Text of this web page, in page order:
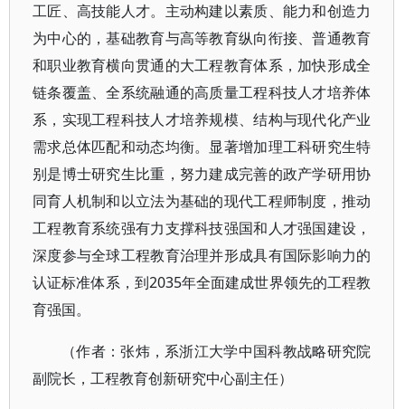
工匠、高技能人才。主动构建以素质、能力和创造力
为中心的，基础教育与高等教育纵向衔接、普通教育
和职业教育横向贯通的大工程教育体系，加快形成全
链条覆盖、全系统融通的高质量工程科技人才培养体
系，实现工程科技人才培养规模、结构与现代化产业
需求总体匹配和动态均衡。显著增加理工科研究生特
别是博士研究生比重，努力建成完善的政产学研用协
同育人机制和以立法为基础的现代工程师制度，推动
工程教育系统强有力支撑科技强国和人才强国建设，
深度参与全球工程教育治理并形成具有国际影响力的
认证标准体系，到2035年全面建成世界领先的工程教
育强国。
（作者：张炜，系浙江大学中国科教战略研究院
副院长，工程教育创新研究中心副主任）